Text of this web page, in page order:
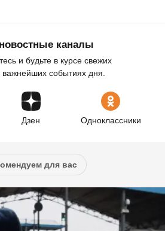
каналы
и будьте в курсе свежих
важнейших событиях дня.
Дзен Одноклассники
для вас